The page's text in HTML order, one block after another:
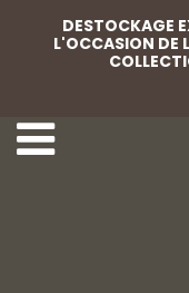
DESTOCKAGE
L'OCCASION DE